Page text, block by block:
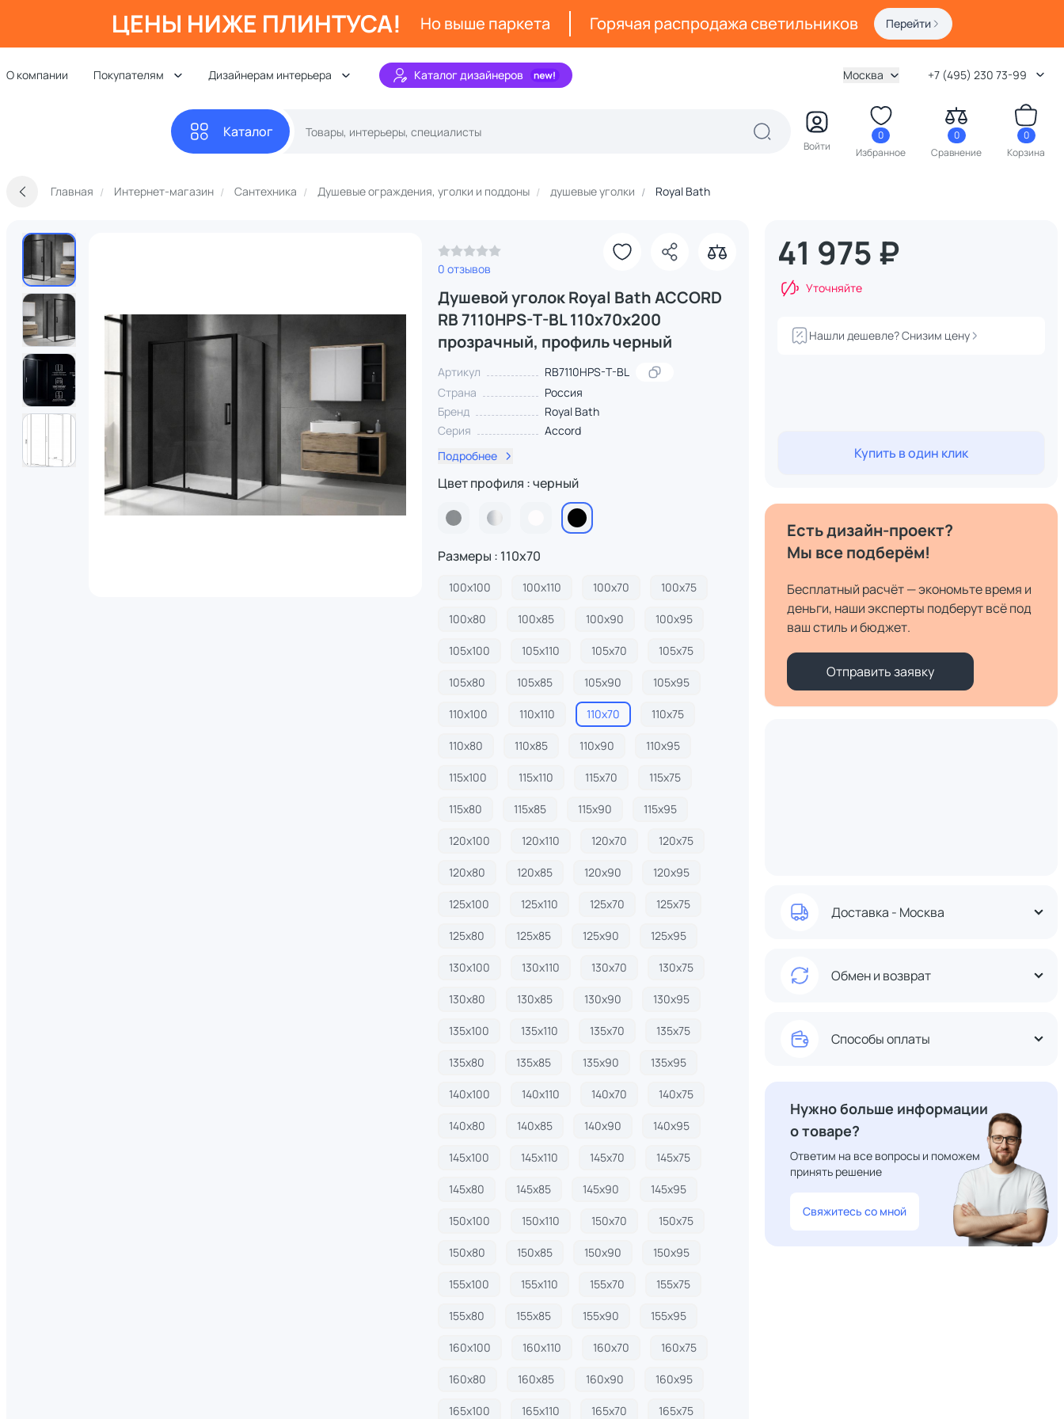
ЦЕНЫ НИЖЕ ПЛИНТУСА! Но выше паркета Горячая распродажа светильников Перейти
О компании Покупателям Дизайнерам интерьера Каталог дизайнеров Москва +7 (495) 230 73-99
Каталог
Войти
0
Избранное
0
Сравнение
0
Корзина
Главная Интернет-магазин Сантехника Душевые ограждения, уголки и поддоны душевые уголки Royal Bath
0 отзывов
Душевой уголок Royal Bath ACCORD
RB 7110HPS-T-BL 110x70x200
прозрачный, профиль черный
Артикул
RB7110HPS-T-BL
Страна
Россия
Бренд
Royal Bath
Серия
Accord
Подробнее
Цвет профиля : черный
Размеры : 110х70
100х100 100х110 100х70 100х75
100х80 100х85 100х90 100х95
105х100 105х110 105х70 105х75
105х80 105х85 105х90 105х95
110х100 110х110 110х70 110х75
110х80 110х85 110х90 110х95
115х100 115х110 115х70 115х75
115х80 115х85 115х90 115х95
120х100 120х110 120х70 120х75
120х80 120х85 120х90 120х95
125х100 125х110 125х70 125х75
125х80 125х85 125х90 125х95
130х100 130х110 130х70 130х75
130х80 130х85 130х90 130х95
135х100 135х110 135х70 135х75
135х80 135х85 135х90 135х95
140х100 140х110 140х70 140х75
140х80 140х85 140х90 140х95
145х100 145х110 145х70 145х75
145х80 145х85 145х90 145х95
150х100 150х110 150х70 150х75
150х80 150х85 150х90 150х95
155х100 155х110 155х70 155х75
155х80 155х85 155х90 155х95
160х100 160х110 160х70 160х75
160х80 160х85 160х90 160х95
165х100 165х110 165х70 165х75
41 975 ₽
Уточняйте
Нашли дешевле? Снизим цену
Купить в один клик
Есть дизайн-проект?
Мы все подберём!
Бесплатный расчёт — экономьте время и
деньги, наши эксперты подберут всё под
ваш стиль и бюджет.
Отправить заявку
Доставка - Москва
Обмен и возврат
Способы оплаты
Нужно больше информации
о товаре?
Ответим на все вопросы и поможем
принять решение
Свяжитесь со мной